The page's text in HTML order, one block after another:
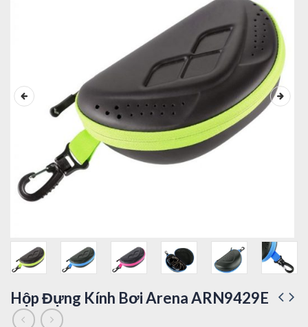
Hộp Đựng Kính Bơi Arena ARN9429E